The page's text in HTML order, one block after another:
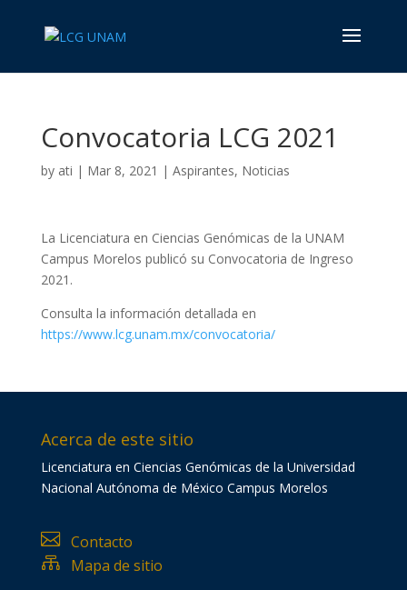
Convocatoria LCG 2021
by ati | Mar 8, 2021 | Aspirantes, Noticias
La Licenciatura en Ciencias Genómicas de la UNAM
Campus Morelos publicó su Convocatoria de Ingreso
2021.
Consulta la información detallada en
https://www.lcg.unam.mx/convocatoria/
Acerca de este sitio
Licenciatura en Ciencias Genómicas de la Universidad
Nacional Autónoma de México Campus Morelos
 Contacto
 Mapa de sitio